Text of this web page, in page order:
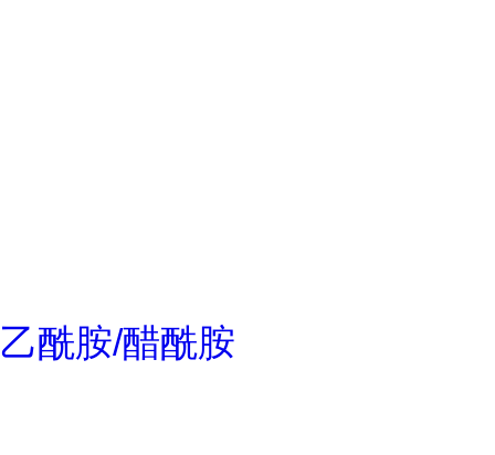
乙酰胺/醋酰胺